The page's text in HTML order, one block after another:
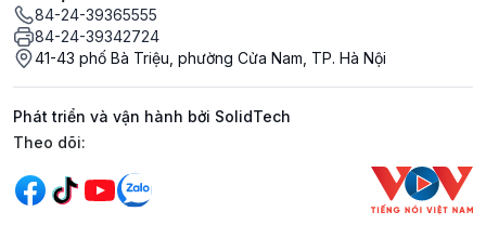
84-24-39365555
84-24-39342724
41-43 phố Bà Triệu, phường Cửa Nam, TP. Hà Nội
Phát triển và vận hành bởi SolidTech
Mạng xã hội
Theo dõi: